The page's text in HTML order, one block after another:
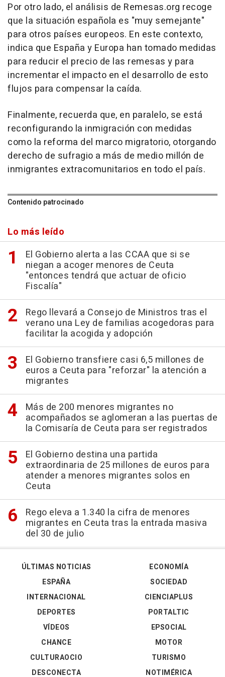
Por otro lado, el análisis de Remesas.org recoge
que la situación española es "muy semejante"
para otros países europeos. En este contexto,
indica que España y Europa han tomado medidas
para reducir el precio de las remesas y para
incrementar el impacto en el desarrollo de esto
flujos para compensar la caída.
Finalmente, recuerda que, en paralelo, se está
reconfigurando la inmigración con medidas
como la reforma del marco migratorio, otorgando
derecho de sufragio a más de medio millón de
inmigrantes extracomunitarios en todo el país.
Contenido patrocinado
Lo más leído
El Gobierno alerta a las CCAA que si se
niegan a acoger menores de Ceuta
"entonces tendrá que actuar de oficio
Fiscalía"
Rego llevará a Consejo de Ministros tras el
verano una Ley de familias acogedoras para
facilitar la acogida y adopción
El Gobierno transfiere casi 6,5 millones de
euros a Ceuta para "reforzar" la atención a
migrantes
Más de 200 menores migrantes no
acompañados se aglomeran a las puertas de
la Comisaría de Ceuta para ser registrados
El Gobierno destina una partida
extraordinaria de 25 millones de euros para
atender a menores migrantes solos en
Ceuta
Rego eleva a 1.340 la cifra de menores
migrantes en Ceuta tras la entrada masiva
del 30 de julio
ÚLTIMAS NOTICIAS
ESPAÑA
INTERNACIONAL
DEPORTES
VÍDEOS
ECONOMÍA
SOCIEDAD
CIENCIAPLUS
PORTALTIC
EPSOCIAL
CHANCE
CULTURAOCIO
DESCONECTA
MOTOR
TURISMO
NOTIMÉRICA